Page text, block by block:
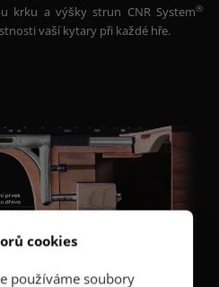
krku a výšky strun CNR System®
vaší kytary při každé hře.
cookies
používáme soubory